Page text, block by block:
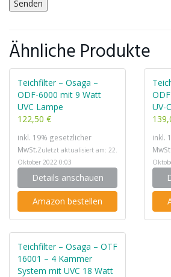
Ähnliche Produkte
Teichfilter – Osaga –
ODF-6000 mit 9 Watt
UVC Lampe
122,50 €
inkl. 19% gesetzlicher
MwSt.Zuletzt aktualisiert am: 22.
Oktober 2022 0:03
Details anschauen
Amazon bestellen
UV-C
inkl.
MwSt.
Teichfilter – Osaga – OTF
16001 – 4 Kammer
System mit UVC 18 Watt